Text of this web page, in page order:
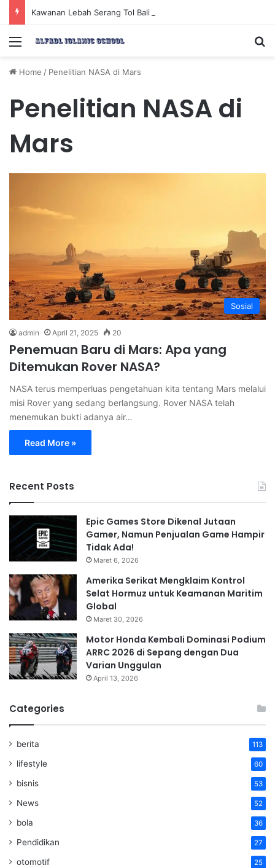
Menu
Home / Penelitian NASA di Mars
Penelitian NASA di
Mars
Sosial
admin April 21, 2025 20
Penemuan Baru di Mars: Apa yang
Ditemukan Rover NASA?
NASA terus memperluas pengetahuan kita tentang Mars melalui
misi Rover yang sedang berlangsung. Rover NASA telah
menemukan bukti adanya air…
Read More »
Recent Posts
Epic Games Store Dikenal Jutaan
Gamer, Namun Penjualan Game Hampir
Tidak Ada!
Maret 6, 2026
Amerika Serikat Mengklaim Kontrol
Selat Hormuz untuk Keamanan Maritim
Global
Maret 30, 2026
Motor Honda Kembali Dominasi Podium
ARRC 2026 di Sepang dengan Dua
Varian Unggulan
April 13, 2026
Categories
berita 113
lifestyle 60
bisnis 53
News 52
bola 36
Pendidikan 27
otomotif 25